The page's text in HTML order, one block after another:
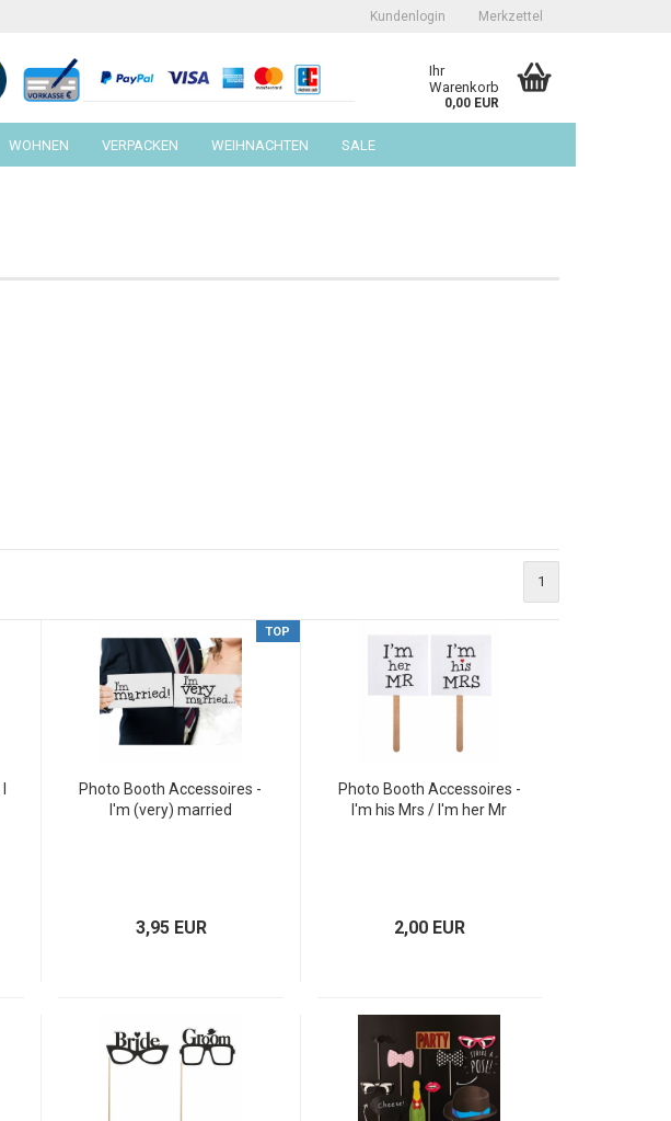
Kundenlogin Merkzettel
Ihr
Warenkorb
0,00 EUR
WOHNEN VERPACKEN WEIHNACHTEN SALE
1
TOP
Photo Booth Accessoires -
I'm (very) married
3,95 EUR
Photo Booth Accessoires -
I'm his Mrs / I'm her Mr
2,00 EUR